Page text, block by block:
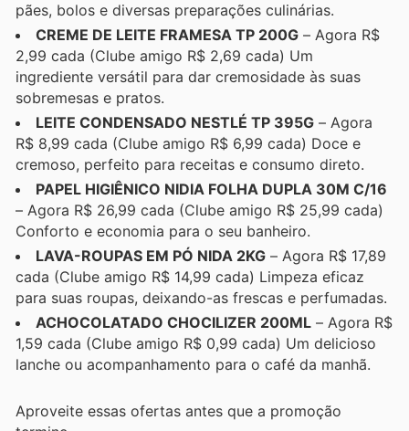
pães, bolos e diversas preparações culinárias.
CREME DE LEITE FRAMESA TP 200G – Agora R$
2,99 cada (Clube amigo R$ 2,69 cada) Um
ingrediente versátil para dar cremosidade às suas
sobremesas e pratos.
LEITE CONDENSADO NESTLÉ TP 395G – Agora
R$ 8,99 cada (Clube amigo R$ 6,99 cada) Doce e
cremoso, perfeito para receitas e consumo direto.
PAPEL HIGIÊNICO NIDIA FOLHA DUPLA 30M C/16
– Agora R$ 26,99 cada (Clube amigo R$ 25,99 cada)
Conforto e economia para o seu banheiro.
LAVA-ROUPAS EM PÓ NIDA 2KG – Agora R$ 17,89
cada (Clube amigo R$ 14,99 cada) Limpeza eficaz
para suas roupas, deixando-as frescas e perfumadas.
ACHOCOLATADO CHOCILIZER 200ML – Agora R$
1,59 cada (Clube amigo R$ 0,99 cada) Um delicioso
lanche ou acompanhamento para o café da manhã.
Aproveite essas ofertas antes que a promoção